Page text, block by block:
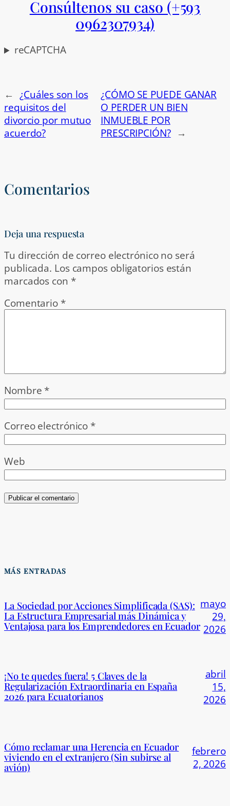
Consúltenos su caso (+593
0962307934)
reCAPTCHA
←
¿Cuáles son los
requisitos del
divorcio por mutuo
acuerdo?
¿CÓMO SE PUEDE GANAR
O PERDER UN BIEN
INMUEBLE POR
PRESCRIPCIÓN?
→
Comentarios
Deja una respuesta
Tu dirección de correo electrónico no será
publicada. Los campos obligatorios están
marcados con *
Comentario *
Nombre *
Correo electrónico *
Web
MÁS ENTRADAS
La Sociedad por Acciones Simplificada (SAS):
La Estructura Empresarial más Dinámica y
Ventajosa para los Emprendedores en Ecuador
mayo
29,
2026
¡No te quedes fuera! 5 Claves de la
Regularización Extraordinaria en España
2026 para Ecuatorianos
abril
15,
2026
Cómo reclamar una Herencia en Ecuador
viviendo en el extranjero (Sin subirse al
avión)
febrero
2, 2026